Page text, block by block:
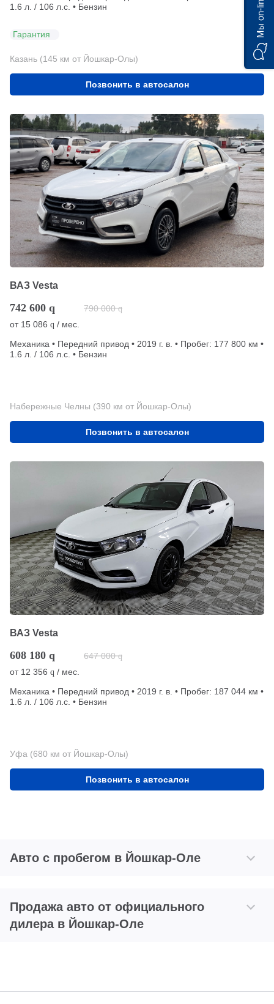
1.6 л. / 106 л.с. • Бензин
Гарантия
Казань (145 км от Йошкар-Олы)
Позвонить в автосалон
ВАЗ Vesta
742 600 q 790 000 q
от 15 086 q / мес.
Механика • Передний привод • 2019 г. в. • Пробег: 177 800 км •
1.6 л. / 106 л.с. • Бензин
Набережные Челны (390 км от Йошкар-Олы)
Позвонить в автосалон
ВАЗ Vesta
608 180 q 647 000 q
от 12 356 q / мес.
Механика • Передний привод • 2019 г. в. • Пробег: 187 044 км •
1.6 л. / 106 л.с. • Бензин
Уфа (680 км от Йошкар-Олы)
Позвонить в автосалон
Авто с пробегом в Йошкар-Оле
Продажа авто от официального
дилера в Йошкар-Оле
Мы on-line)